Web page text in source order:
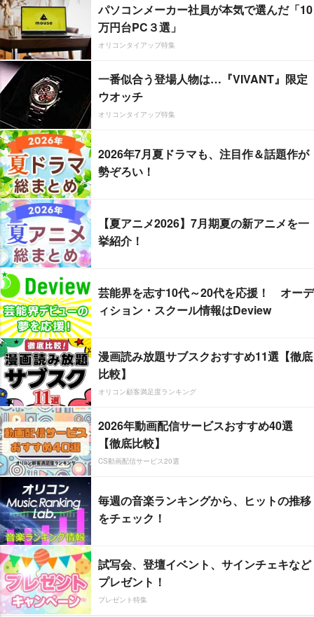
パソコンメーカー社員が本気で選んだ「10
万円台PC３選」
オリコンタイアップ特集
一番似合う登場人物は…『VIVANT』限定
ウオッチ
オリコンタイアップ特集
2026年7月夏ドラマも、注目作＆話題作が
勢ぞろい！
【夏アニメ2026】7月期夏の新アニメを一
挙紹介！
芸能界を志す10代～20代を応援！ オーデ
ィション・スクール情報はDeview
漫画読み放題サブスクおすすめ11選【徹底
比較】
オリコン顧客満足度ランキング
2026年動画配信サービスおすすめ40選
【徹底比較】
CS動画配信サービス20選
毎週の音楽ランキングから、ヒットの推移
をチェック！
試写会、登壇イベント、サインチェキなど
プレゼント！
プレゼント特集